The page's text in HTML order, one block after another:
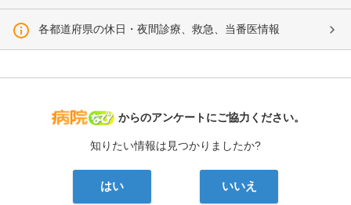
各都道府県の休日・夜間診療、救急、当番医情報
病院なび
からのアンケートにご協力ください。
知りたい情報は見つかりましたか?
はい いいえ